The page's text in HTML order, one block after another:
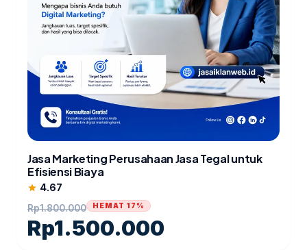
Jasa Marketing Perusahaan Jasa Tegal untuk
Efisiensi Biaya
star 4.67
Rp1.800.000
Rp1.500.000
HEMAT 17%